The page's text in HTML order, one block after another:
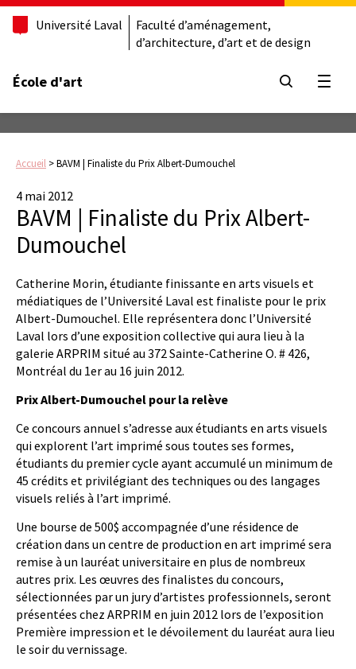
Université Laval
Faculté d’aménagement,
d’architecture, d’art et de design
École d'art
Accueil >BAVM | Finaliste du Prix Albert-Dumouchel
4 mai 2012
BAVM | Finaliste du Prix Albert-
Dumouchel
Catherine Morin, étudiante finissante en arts visuels et
médiatiques de l’Université Laval est finaliste pour le prix
Albert-Dumouchel. Elle représentera donc l’Université
Laval lors d’une exposition collective qui aura lieu à la
galerie ARPRIM situé au 372 Sainte-Catherine O. # 426,
Montréal du 1er au 16 juin 2012.
Prix Albert-Dumouchel pour la relève
Ce concours annuel s’adresse aux étudiants en arts visuels
qui explorent l’art imprimé sous toutes ses formes,
étudiants du premier cycle ayant accumulé un minimum de
45 crédits et privilégiant des techniques ou des langages
visuels reliés à l’art imprimé.
Une bourse de 500$ accompagnée d’une résidence de
création dans un centre de production en art imprimé sera
remise à un lauréat universitaire en plus de nombreux
autres prix. Les œuvres des finalistes du concours,
sélectionnées par un jury d’artistes professionnels, seront
présentées chez ARPRIM en juin 2012 lors de l’exposition
Première impression et le dévoilement du lauréat aura lieu
le soir du vernissage.